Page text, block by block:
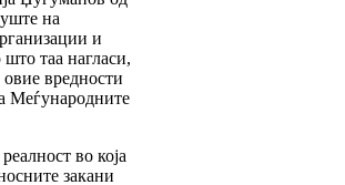
на
и
што таа нагласи,
вредности
Меѓународните
во која
закани